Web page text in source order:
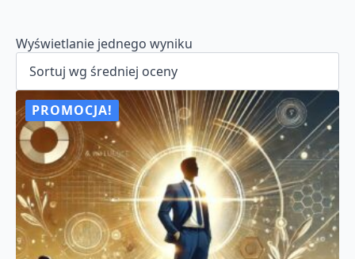
Wyświetlanie jednego wyniku
PROMOCJA!